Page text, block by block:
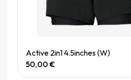
Quick View
Active 2in1 4.5inches (W)
50,00 €